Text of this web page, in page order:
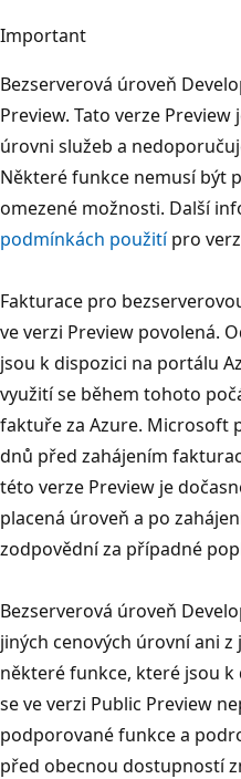
Important
Bezserverová úroveň
Preview. Tato verze
úrovni služeb a
Některé funkce nemusí být
omezené možnosti. Další
podmínkách použitípro
Fakturace pro
ve verzi Preview povolená.
jsou k dispozici na portálu
využití se během tohoto
faktuře za Azure. Microsoft
dnů před zahájením
této verze Preview je
placená úroveň a po
zodpovědní za případné
Bezserverová úroveň
jiných cenových úrovní ani
některé funkce, které jsou
se ve verzi Public Preview
podporované funkce a
před obecnou dostupností